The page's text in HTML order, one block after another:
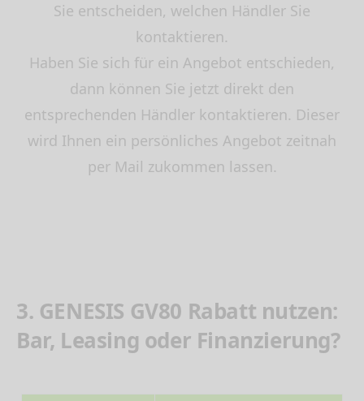
Sie entscheiden, welchen Händler Sie
kontaktieren.
Haben Sie sich für ein Angebot entschieden,
dann können Sie jetzt direkt den
entsprechenden Händler kontaktieren. Dieser
wird Ihnen ein persönliches Angebot zeitnah
per Mail zukommen lassen.
3. GENESIS GV80 Rabatt nutzen:
Bar, Leasing oder Finanzierung?